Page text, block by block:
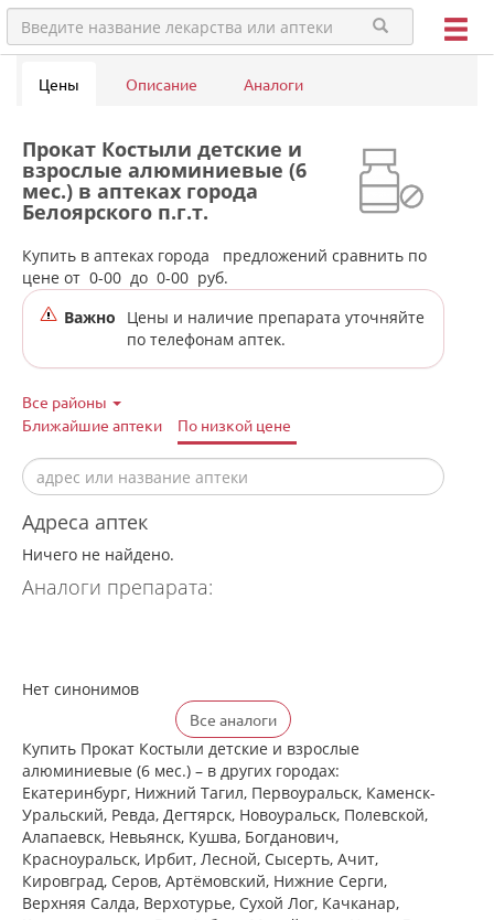
Цены Описание Аналоги
Прокат Костыли детские и
взрослые алюминиевые (6
мес.) в аптеках города
Белоярского п.г.т.
Купить в аптеках города
предложений сравнить по
цене от 0-00 до 0-00 руб.
Важно
Цены и наличие препарата уточняйте
по телефонам аптек.
Все районы
Ближайшие аптеки
По низкой цене
Адреса аптек
Ничего не найдено.
Аналоги препарата:
Нет синонимов
Все аналоги
Купить Прокат Костыли детские и взрослые
алюминиевые (6 мес.) – в других городах:
Екатеринбург, Нижний Тагил, Первоуральск, Каменск-
Уральский, Ревда, Дегтярск, Новоуральск, Полевской,
Алапаевск, Невьянск, Кушва, Богданович,
Красноуральск, Ирбит, Лесной, Сысерть, Ачит,
Кировград, Серов, Артёмовский, Нижние Cерги,
Верхняя Салда, Верхотурье, Сухой Лог, Качканар,